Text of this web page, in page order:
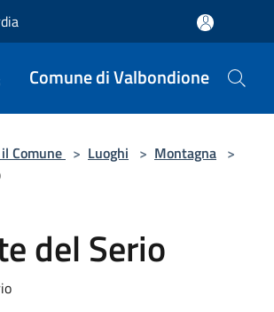
Comune di Valbondione
Comune > Luoghi > Montagna >
del Serio